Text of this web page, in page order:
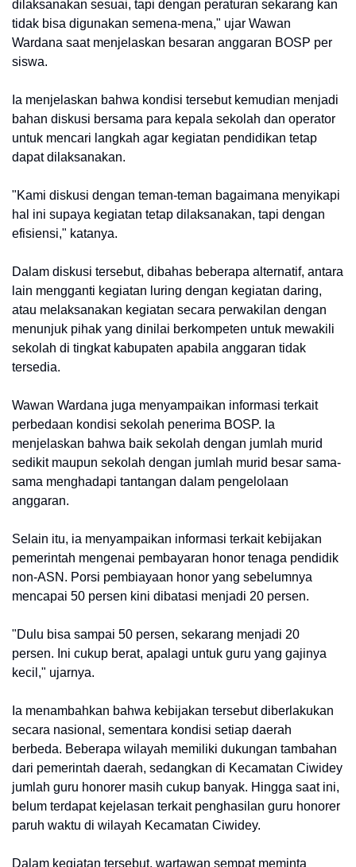
dilaksanakan sesuai, tapi dengan peraturan sekarang kan
tidak bisa digunakan semena-mena," ujar Wawan
Wardana saat menjelaskan besaran anggaran BOSP per
siswa.
Ia menjelaskan bahwa kondisi tersebut kemudian menjadi
bahan diskusi bersama para kepala sekolah dan operator
untuk mencari langkah agar kegiatan pendidikan tetap
dapat dilaksanakan.
"Kami diskusi dengan teman-teman bagaimana menyikapi
hal ini supaya kegiatan tetap dilaksanakan, tapi dengan
efisiensi," katanya.
Dalam diskusi tersebut, dibahas beberapa alternatif, antara
lain mengganti kegiatan luring dengan kegiatan daring,
atau melaksanakan kegiatan secara perwakilan dengan
menunjuk pihak yang dinilai berkompeten untuk mewakili
sekolah di tingkat kabupaten apabila anggaran tidak
tersedia.
Wawan Wardana juga menyampaikan informasi terkait
perbedaan kondisi sekolah penerima BOSP. Ia
menjelaskan bahwa baik sekolah dengan jumlah murid
sedikit maupun sekolah dengan jumlah murid besar sama-
sama menghadapi tantangan dalam pengelolaan
anggaran.
Selain itu, ia menyampaikan informasi terkait kebijakan
pemerintah mengenai pembayaran honor tenaga pendidik
non-ASN. Porsi pembiayaan honor yang sebelumnya
mencapai 50 persen kini dibatasi menjadi 20 persen.
"Dulu bisa sampai 50 persen, sekarang menjadi 20
persen. Ini cukup berat, apalagi untuk guru yang gajinya
kecil," ujarnya.
Ia menambahkan bahwa kebijakan tersebut diberlakukan
secara nasional, sementara kondisi setiap daerah
berbeda. Beberapa wilayah memiliki dukungan tambahan
dari pemerintah daerah, sedangkan di Kecamatan Ciwidey
jumlah guru honorer masih cukup banyak. Hingga saat ini,
belum terdapat kejelasan terkait penghasilan guru honorer
paruh waktu di wilayah Kecamatan Ciwidey.
Dalam kegiatan tersebut, wartawan sempat meminta